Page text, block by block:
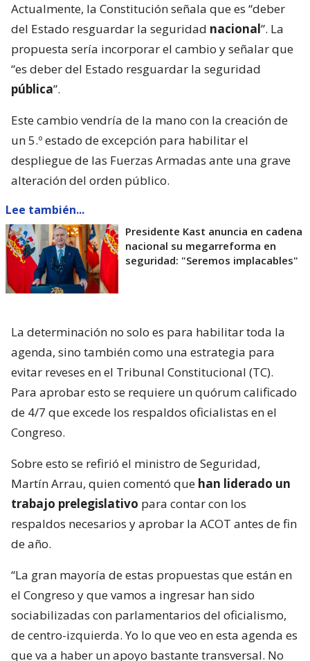
Actualmente, la Constitución señala que es “deber
del Estado resguardar la seguridad nacional”. La
propuesta sería incorporar el cambio y señalar que
“es deber del Estado resguardar la seguridad
pública”.
Este cambio vendría de la mano con la creación de
un 5.º estado de excepción para habilitar el
despliegue de las Fuerzas Armadas ante una grave
alteración del orden público.
Lee también...
Presidente Kast anuncia en cadena
nacional su megarreforma en
seguridad: "Seremos implacables"
La determinación no solo es para habilitar toda la
agenda, sino también como una estrategia para
evitar reveses en el Tribunal Constitucional (TC).
Para aprobar esto se requiere un quórum calificado
de 4/7 que excede los respaldos oficialistas en el
Congreso.
Sobre esto se refirió el ministro de Seguridad,
Martín Arrau, quien comentó que han liderado un
trabajo prelegislativo para contar con los
respaldos necesarios y aprobar la ACOT antes de fin
de año.
“La gran mayoría de estas propuestas que están en
el Congreso y que vamos a ingresar han sido
sociabilizadas con parlamentarios del oficialismo,
de centro-izquierda. Yo lo que veo en esta agenda es
que va a haber un apoyo bastante transversal. No